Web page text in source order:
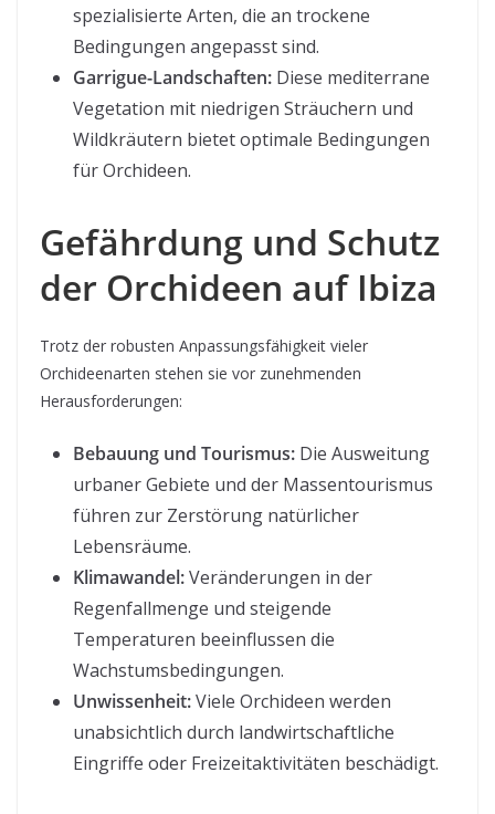
spezialisierte Arten, die an trockene
Bedingungen angepasst sind.
Garrigue-Landschaften: Diese mediterrane
Vegetation mit niedrigen Sträuchern und
Wildkräutern bietet optimale Bedingungen
für Orchideen.
Gefährdung und Schutz
der Orchideen auf Ibiza
Trotz der robusten Anpassungsfähigkeit vieler
Orchideenarten stehen sie vor zunehmenden
Herausforderungen:
Bebauung und Tourismus: Die Ausweitung
urbaner Gebiete und der Massentourismus
führen zur Zerstörung natürlicher
Lebensräume.
Klimawandel:Veränderungen in der
Regenfallmenge und steigende
Temperaturen beeinflussen die
Wachstumsbedingungen.
Unwissenheit:Viele Orchideen werden
unabsichtlich durch landwirtschaftliche
Eingriffe oder Freizeitaktivitäten beschädigt.